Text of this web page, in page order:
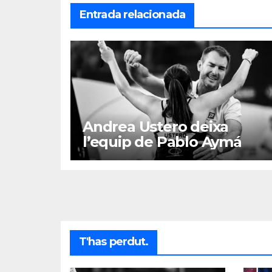
Entrada relacionada
Andrea Ustero deixa
l’equip de Pablo Aymá
T'has perdut.